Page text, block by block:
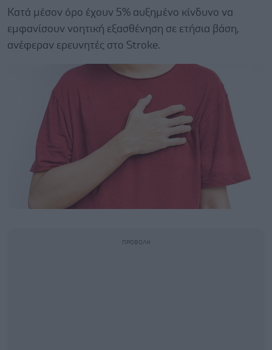
Κατά μέσον όρο έχουν 5% αυξημένο κίνδυνο να
εμφανίσουν νοητική εξασθένηση σε ετήσια βάση,
ανέφεραν ερευνητές στο Stroke.